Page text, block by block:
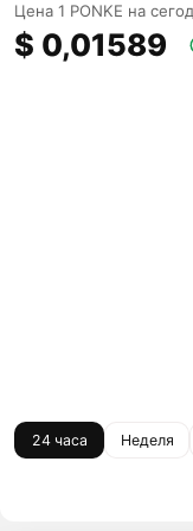
Цена 1 PONKE на
$ 0,01589
24 часа Неделя